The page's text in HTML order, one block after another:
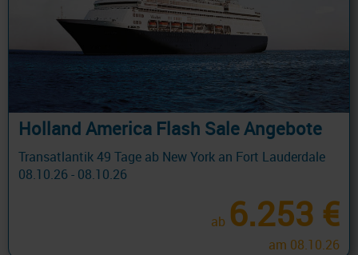
Holland America Flash Sale Angebote
Transatlantik 49 Tage ab New York an Fort Lauderdale
08.10.26 - 08.10.26
ab 6.253 €
am 08.10.26